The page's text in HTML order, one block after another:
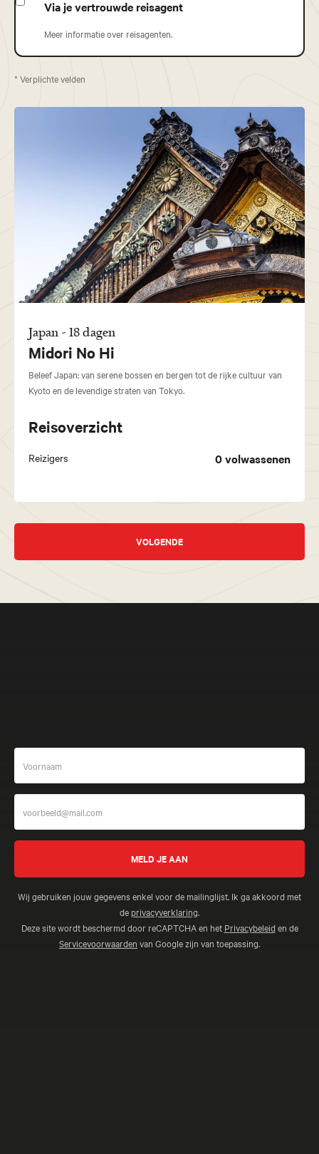
Via je vertrouwde reisagent
Meer informatie over reisagenten.
* Verplichte velden
Japan - 18 dagen
Midori No Hi
Beleef Japan: van serene bossen en bergen tot de rijke cultuur van
Kyoto en de levendige straten van Tokyo.
Reisoverzicht
Reizigers 0volwassenen
VOLGENDE
Wij gebruiken jouw gegevens enkel voor de mailinglijst. Ik ga akkoord met
de privacyverklaring.
Deze site wordt beschermd door reCAPTCHA en het Privacybeleid en de
Servicevoorwaarden van Google zijn van toepassing.